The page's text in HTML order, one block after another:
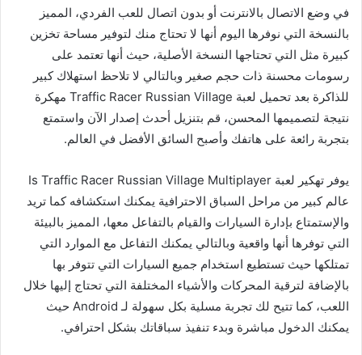
في وضع الاتصال بالانترنت أو بدون اتصال للعب الفردي، المميز
بالنسخة التي نوفرها اليوم أنها لا تحتاج منك لتوفير مساحة تخزين
كبيرة مثل التي تحتاجها النسخة الأصلية، حيث أنها تعتمد على
رسومات محسنة ذات حجم صغير وبالتالي لا تلاحظ استهلاك كبير
للذاكرة بعد تحميل لعبة Traffic Racer Russian Village مهكرة
نتيجة لتصميمها المحسن، قم بتنزيل أحدث إصدار الآن واستمتع
بتجربة رائعة على هاتفك وأصبح السائق الأفضل في العالم.
يوفر تهكير لعبة Is Traffic Racer Russian Village Multiplayer
عالم كبير من مراحل السباق الاحترافية يمكنك استكشافه كما تريد
والإستمتاع بإدارة السيارات والقيام بالتفاعل معها، المميز بالبيئة
التي توفرها أنها واقعية وبالتالي يمكنك التفاعل مع الموارد التي
تمتلكها حيث تستطيع استخدام جميع السيارات التي تتوفر بها
بالإضافة لترقية المحركات والأشياء المختلفة التي تحتاج إليها خلال
اللعب، كما تتيح لك تجربة مسلية بكل سهولة لـ Android حيث
يمكنك الدخول مباشرة وبدء تنفيذ سباقاتك بشكل احترافي.